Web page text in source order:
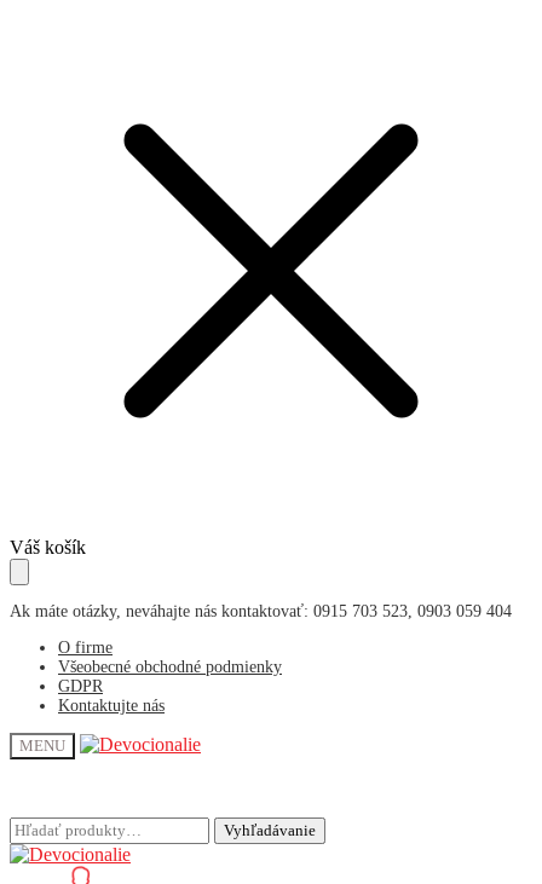
Skip
to
navigation
Skip
to
content
Váš košík
Ak máte otázky, neváhajte nás kontaktovať: 0915 703 523, 0903 059 404
O firme
Všeobecné obchodné podmienky
GDPR
Kontaktujte nás
MENU
Hľadať: Vyhľadávanie
Hľadať: Vyhľadávanie